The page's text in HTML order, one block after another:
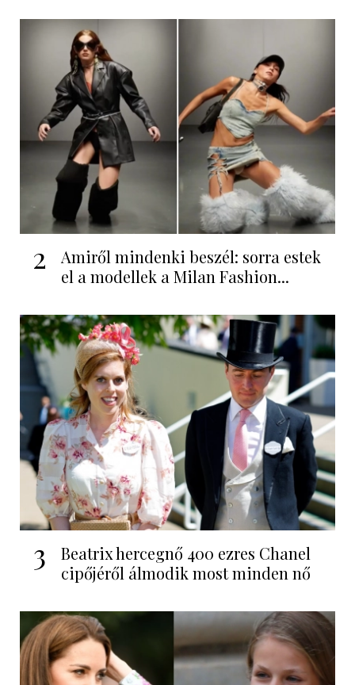
2
Amiről mindenki beszél: sorra estek
el a modellek a Milan Fashion...
3
Beatrix hercegnő 400 ezres Chanel
cipőjéről álmodik most minden nő